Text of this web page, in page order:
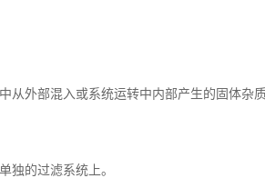
外部混入或系统运转中内部产生的固体杂
独的过滤系统上。